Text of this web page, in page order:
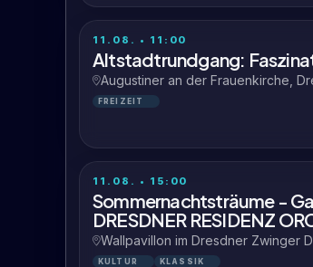
11.08. • 11:00
Altstadtrundgang:
Augustiner an der Frauenkirche,
FREIZEIT
11.08. • 15:00
Sommernachtsträume -
DRESDNER RESIDENZ
Wallpavillon im Dresdner Zwinger
KULTUR KLASSIK